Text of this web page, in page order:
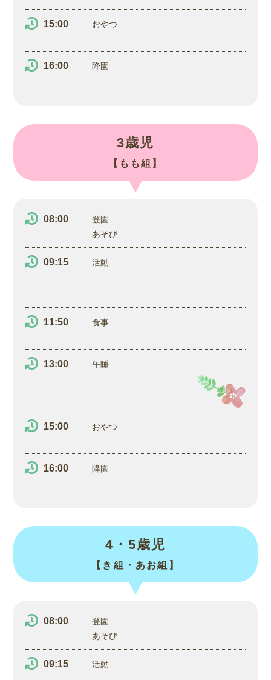
15:00 おやつ
16:00 降園
3歳児
【もも組】
08:00
登園
あそび
09:15 活動
11:50 食事
13:00 午睡
15:00 おやつ
16:00 降園
4・5歳児
【き組・あお組】
08:00
登園
あそび
09:15 活動